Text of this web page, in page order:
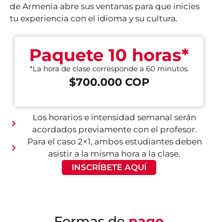
de Armenia abre sus ventanas para que inicies
tu experiencia con el idioma y su cultura.
Paquete 10 horas*
*La hora de clase corresponde a 60 minutos.
$700.000 COP
Los horarios e intensidad semanal serán
acordados previamente con el profesor.
Para el caso 2×1, ambos estudiantes deben
asistir a la misma hora a la clase.
INSCRÍBETE AQUÍ